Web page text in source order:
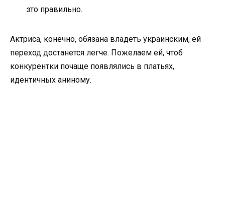
это правильно.
Актриса, конечно, обязана владеть украинским, ей
переход достанется легче. Пожелаем ей, чтоб
конкурентки почаще появлялись в платьях,
идентичных аниному.